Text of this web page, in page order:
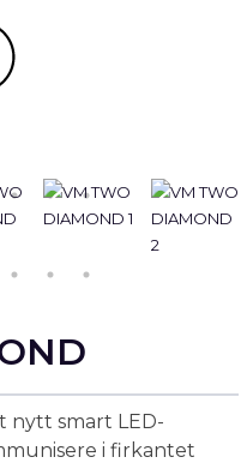
nytt smart LED-
i firkantet